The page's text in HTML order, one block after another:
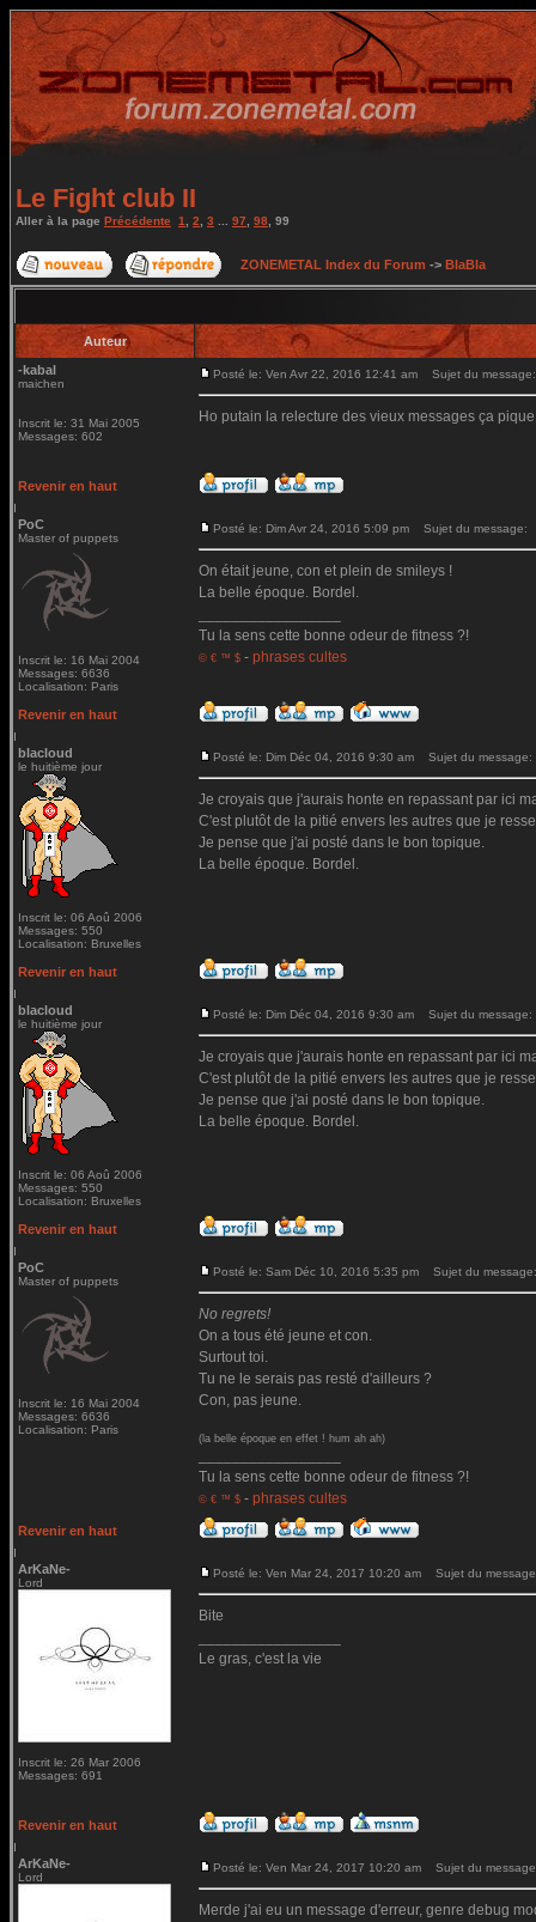
Le Fight club II
Aller à la page Précédente 1 2 3 97 98 99
ZONEMETAL Index du Forum -> BlaBla
Auteur
-kabal
maichen
Inscrit le: 31 Mai 2005
Messages: 602
Posté le: Ven Avr 22, 2016 12:41 am Sujet du message:
Ho putain la relecture des vieux messages ça
Revenir en haut
PoC
Master of puppets
Inscrit le: 16 Mai 2004
Messages: 6636
Localisation: Paris
Posté le: Dim Avr 24, 2016 5:09 pm Sujet du message:
On était jeune, con et plein de smileys !
La belle époque. Bordel.
Tu la sens cette bonne odeur de fitness ?!
© € ™ $ - phrases cultes
Revenir en haut
blacloud
le huitième jour
Inscrit le: 06 Aoû 2006
Messages: 550
Localisation: Bruxelles
Posté le: Dim Déc 04, 2016 9:30 am Sujet du message:
Je croyais que j'aurais honte en repassant par ici
C'est plutôt de la pitié envers les autres que je
Je pense que j'ai posté dans le bon topique.
La belle époque. Bordel.
Revenir en haut
blacloud
le huitième jour
Inscrit le: 06 Aoû 2006
Messages: 550
Localisation: Bruxelles
Posté le: Dim Déc 04, 2016 9:30 am Sujet du message:
Je croyais que j'aurais honte en repassant par ici
C'est plutôt de la pitié envers les autres que je
Je pense que j'ai posté dans le bon topique.
La belle époque. Bordel.
Revenir en haut
PoC
Master of puppets
Inscrit le: 16 Mai 2004
Messages: 6636
Localisation: Paris
Posté le: Sam Déc 10, 2016 5:35 pm Sujet du message:
No regrets!
On a tous été jeune et con.
Surtout toi.
Tu ne le serais pas resté d'ailleurs ?
Con, pas jeune.
(la belle époque en effet ! hum ah ah)
Tu la sens cette bonne odeur de fitness ?!
© € ™ $ - phrases cultes
Revenir en haut
ArKaNe-
Lord
Inscrit le: 26 Mar 2006
Messages: 691
Posté le: Ven Mar 24, 2017 10:20 am Sujet du
Bite
Le gras, c'est la vie
Revenir en haut
ArKaNe-
Lord
Posté le: Ven Mar 24, 2017 10:20 am Sujet du
Merde j'ai eu un message d'erreur, genre debug